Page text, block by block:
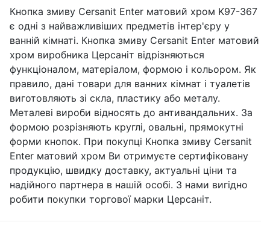
Кнопка змиву Cersanit Enter матовий хром K97-367
є одні з найважливіших предметів інтер'єру у
ванній кімнаті. Кнопка змиву Cersanit Enter матовий
хром виробника Церсаніт відрізняються
функціоналом, матеріалом, формою і кольором. Як
правило, дані товари для ванних кімнат і туалетів
виготовляють зі скла, пластику або металу.
Металеві вироби відносять до антивандальних. За
формою розрізняють круглі, овальні, прямокутні
форми кнопок. При покупці Кнопка змиву Cersanit
Enter матовий хром Ви отримуєте сертифіковану
продукцію, швидку доставку, актуальні ціни та
надійного партнера в нашій особі. З нами вигідно
робити покупки торгової марки Церсаніт.